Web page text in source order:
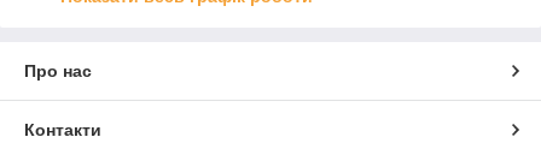
Про нас
Контакти